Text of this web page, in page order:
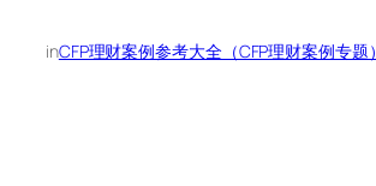
inCFP理财案例参考大全（CFP理财案例专题）